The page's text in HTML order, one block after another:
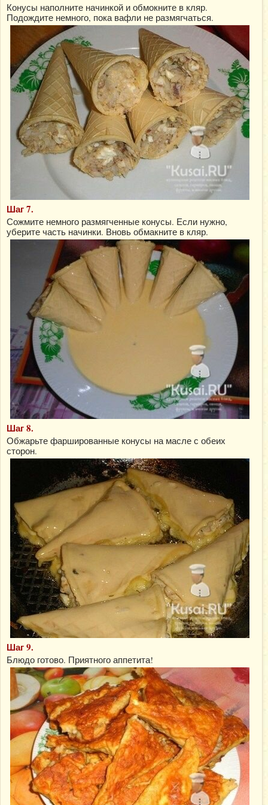
Конусы наполните начинкой и обмокните в кляр.
Подождите немного, пока вафли не размягчаться.
Шаг 7.
Сожмите немного размягченные конусы. Если нужно,
уберите часть начинки. Вновь обмакните в кляр.
Шаг 8.
Обжарьте фаршированные конусы на масле с обеих
сторон.
Шаг 9.
Блюдо готово. Приятного аппетита!